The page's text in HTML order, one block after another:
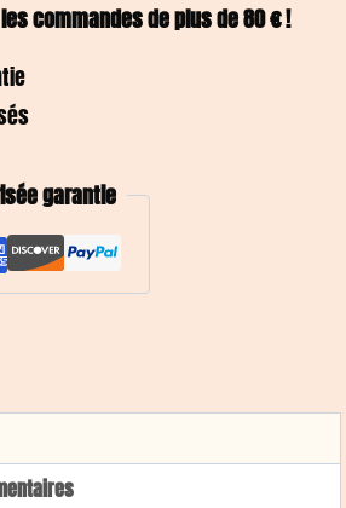
commandes de plus de 80 € !
garantie